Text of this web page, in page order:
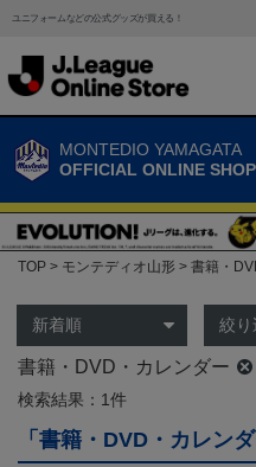
ユニフォームなどの公式グッズが買える！
MONTEDIO YAMAGATA
OFFICIAL ONLINE SHOP
TOP モンテディオ山形 書籍・
絞り
書籍・DVD・カレンダー
検索結果：1件
「書籍・DVD・カレン